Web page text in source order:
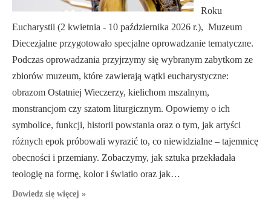
Roku
Eucharystii (2 kwietnia - 10 października 2026 r.), Muzeum
Diecezjalne przygotowało specjalne oprowadzanie tematyczne.
Podczas oprowadzania przyjrzymy się wybranym zabytkom ze
zbiorów muzeum, które zawierają wątki eucharystyczne:
obrazom Ostatniej Wieczerzy, kielichom mszalnym,
monstrancjom czy szatom liturgicznym. Opowiemy o ich
symbolice, funkcji, historii powstania oraz o tym, jak artyści
różnych epok próbowali wyrazić to, co niewidzialne – tajemnicę
obecności i przemiany. Zobaczymy, jak sztuka przekładała
teologię na formę, kolor i światło oraz jak…
Dowiedz się więcej »